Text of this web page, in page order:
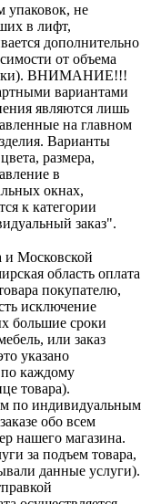
упаковок, не
в лифт,
дополнительно
от объема
ВНИМАНИЕ!!!
вариантами
являются лишь
на главном
Варианты
размера,
в
окнах,
к категории
заказ".
и Московской
область оплата
покупателю,
исключение
большие сроки
или заказ
указано
по каждому
товара).
по индивидуальным
обо всем
нашего магазина.
за подъем товара,
данные услуги).